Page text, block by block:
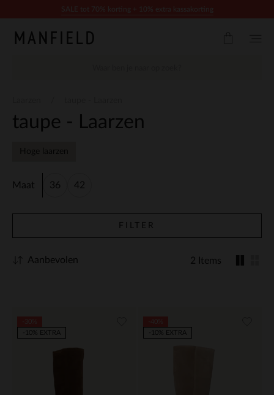
taupe - Laarzen
Hoge laarzen
Maat 36 42
FILTER
2 Items
Aanbevolen
-10% EXTRA
-10% EXTRA